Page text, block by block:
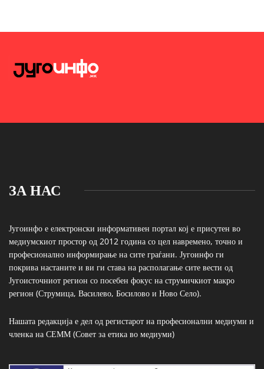
ЗА НАС
Југоинфо е електронски информативен портал кој е присутен во
медиумскиот простор од 2012 година со цел навремено, точно и
професионално информирање на сите граѓани. Југоинфо ги
покрива настаните и ви ги става на располагање сите вести од
Југоисточниот регион со посебен фокус на струмичкиот макро
регион (Струмица, Василево, Босилово и Ново Село).
Нашата редакција е дел од регистарот на професионални медиуми и
членка на СЕММ (Совет за етика во медиуми)